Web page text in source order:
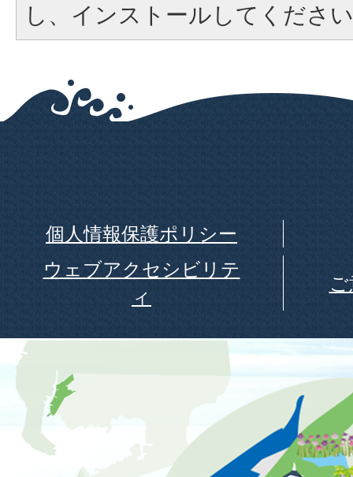
し、インストールしてくださ
個人情報保護ポリシー
ウェブアクセシビリテ
ィ